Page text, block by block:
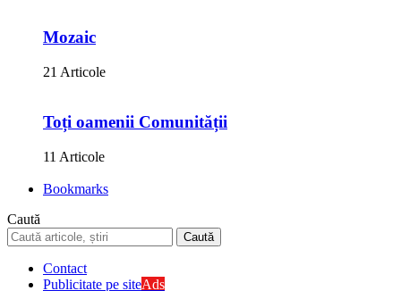
Mozaic
21 Articole
Toți oamenii Comunității
11 Articole
Bookmarks
Caută
Contact
Publicitate pe siteAds